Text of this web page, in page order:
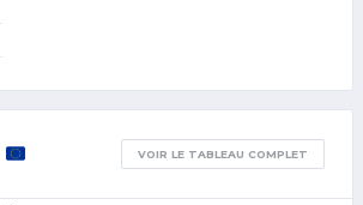
VOIR LE TABLEAU COMPLET